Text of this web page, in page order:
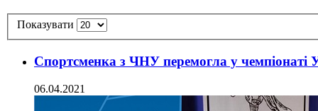
Показувати
Спортсменка з ЧНУ перемогла у чемпіонаті
06.04.2021